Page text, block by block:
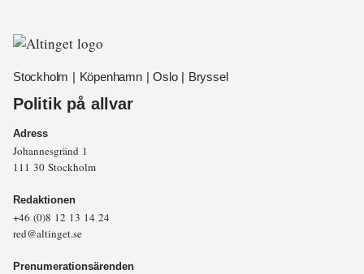
Stockholm | Köpenhamn | Oslo | Bryssel
Politik på allvar
Adress
Johannesgränd 1
111 30 Stockholm
Redaktionen
+46 (0)8 12 13 14 24
red@altinget.se
Prenumerationsärenden